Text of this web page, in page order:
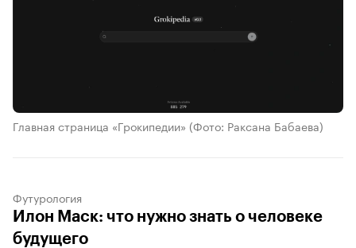
Главная страница «Грокипедии» (Фото: Раксана Бабаева)
Футурология
Илон Маск: что нужно знать о человеке
будущего